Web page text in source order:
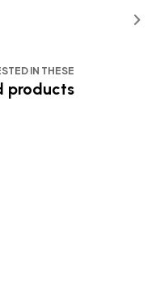
IN THESE
products